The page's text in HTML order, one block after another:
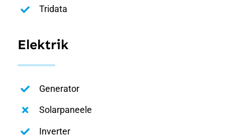
Tridata
Elektrik
Generator
Solarpaneele
Inverter